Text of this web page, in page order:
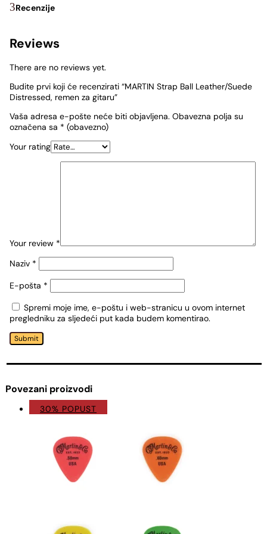
Recenzije
Reviews
There are no reviews yet.
Budite prvi koji će recenzirati “MARTIN Strap Ball Leather/Suede
Distressed, remen za gitaru”
Vaša adresa e-pošte neće biti objavljena. Obavezna polja su
označena sa * (obavezno)
Your rating
Your review *
Naziv *
E-pošta *
Spremi moje ime, e-poštu i web-stranicu u ovom internet
pregledniku za sljedeći put kada budem komentirao.
Submit
Povezani proizvodi
30% POPUST